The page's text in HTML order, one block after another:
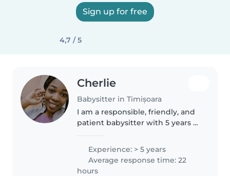
Sign up for free
4,7 / 5
Cherlie
Babysitter in Timișoara
I am a responsible, friendly, and
patient babysitter with 5 years of
from toddlers to school-aged
kids. I speak English, French, and
Romanian, and I..
Experience: > 5 years
Average response time: 22
hours